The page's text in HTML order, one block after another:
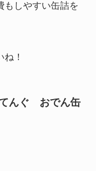
もしやすい缶詰を
！
んぐ おでん缶